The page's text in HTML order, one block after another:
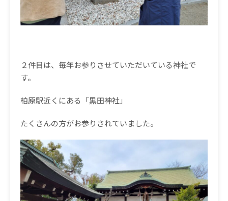
２件目は、毎年お参りさせていただいている神社で
す。
柏原駅近くにある「黒田神社」
たくさんの方がお参りされていました。